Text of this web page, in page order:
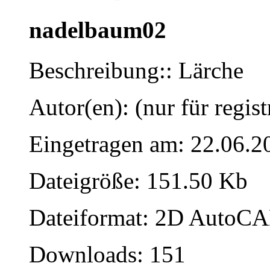
nadelbaum02
Beschreibung:: Lärche
Autor(en): (nur für
Eingetragen am:
Dateigröße: 151.50 Kb
Dateiformat: 2D
Downloads: 151